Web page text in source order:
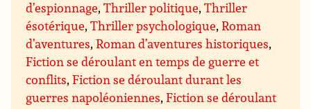
d’espionnage,Thriller politique,Thriller
ésotérique,Thriller psychologique,Roman
d’aventures,Roman d’aventures historiques,
Fiction se déroulant en temps de guerre et
conflits,Fiction se déroulant durant les
guerres napoléoniennes,Fiction se déroulant